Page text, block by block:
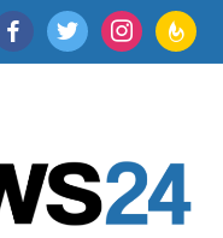
twitter instagram